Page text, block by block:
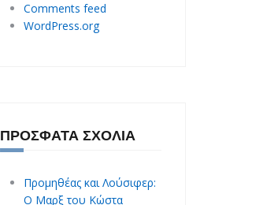
Comments feed
WordPress.org
ΠΡΌΣΦΑΤΑ ΣΧΌΛΙΑ
Προμηθέας και Λούσιφερ:
O Mαρξ του Κώστα